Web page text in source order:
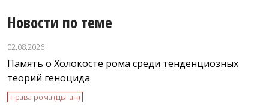
Новости по теме
02.08.2026
Память о Холокосте рома среди тенденциозных
теорий геноцида
права рома (цыган)